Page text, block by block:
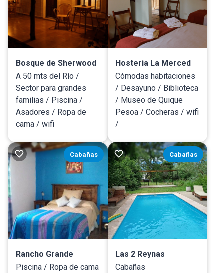
Bosque de Sherwood
A 50 mts del Río /
Sector para grandes
familias / Piscina /
Asadores / Ropa de
cama / wifi
Hosteria La Merced
Cómodas habitaciones
/ Desayuno / Biblioteca
/ Museo de Quique
Pesoa / Cocheras / wifi
/
Cabañas
Rancho Grande
Piscina / Ropa de cama
Cabañas
Las 2 Reynas
Cabañas